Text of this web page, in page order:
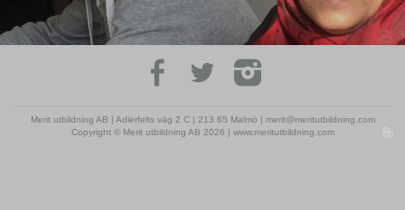
Merit utbildning AB | Adlerfelts väg 2 C | 213 65 Malmö | merit@meritutbildning.com
Copyright © Merit utbildning AB 2026 | www.meritutbildning.com